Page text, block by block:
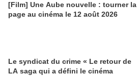
[Film] Une Aube nouvelle : tourner la
page au cinéma le 12 août 2026
Le syndicat du crime « Le retour de
LA saga qui a défini le cinéma